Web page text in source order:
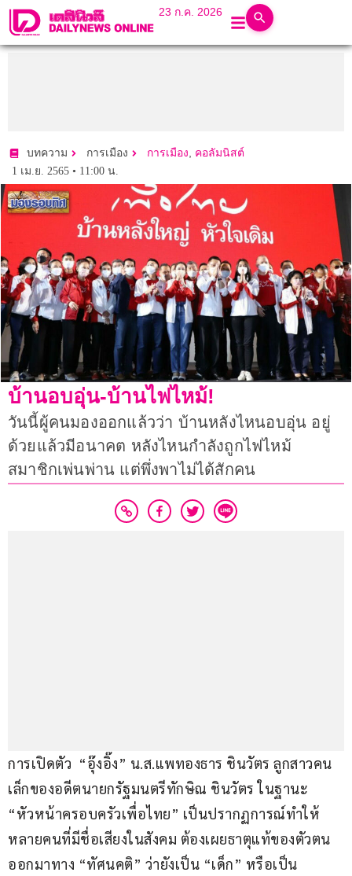
23 ก.ค. 2026
บทความ การเมือง การเมือง, คอลัมนิสต์
1 เม.ย. 2565 • 11:00 น.
บ้านอบอุ่น-บ้านไฟไหม้!
วันนี้ผู้คนมองออกแล้วว่า บ้านหลังไหนอบอุ่น อยู่
ด้วยแล้วมีอนาคต หลังไหนกำลังถูกไฟไหม้
สมาชิกเพ่นพ่าน แต่พึ่งพาไม่ได้สักคน
การเปิดตัว  “อุ๊งอิ๊ง” น.ส.แพทองธาร ชินวัตร ลูกสาวคน
เล็กของอดีตนายกรัฐมนตรีทักษิณ ชินวัตร ในฐานะ
“หัวหน้าครอบครัวเพื่อไทย” เป็นปรากฏการณ์ทำให้
หลายคนที่มีชื่อเสียงในสังคม ต้องเผยธาตุแท้ของตัวตน
ออกมาทาง “ทัศนคติ” ว่ายังเป็น “เด็ก” หรือเป็น